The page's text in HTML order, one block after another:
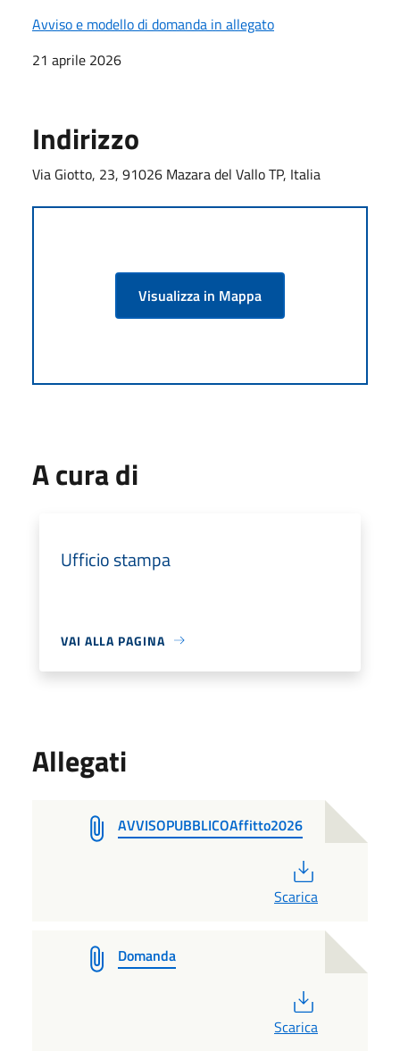
Avviso e modello di domanda in allegato
21 aprile 2026
Indirizzo
Via Giotto, 23, 91026 Mazara del Vallo TP, Italia
Visualizza in Mappa
A cura di
Ufficio stampa
VAI ALLA PAGINA
Allegati
AVVISOPUBBLICOAffitto2026
Scarica
Domanda
Scarica